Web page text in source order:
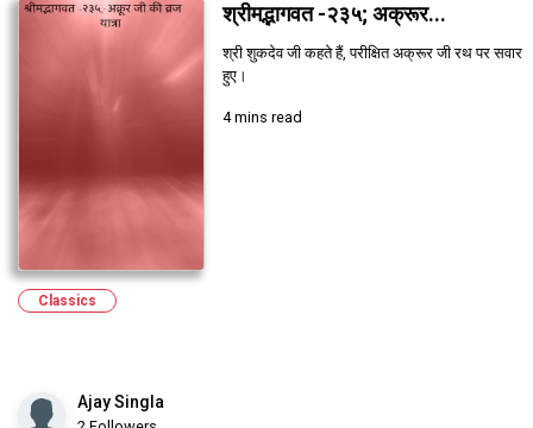
श्रीमद्भागवत -२३५; अक्रूर...
श्री शुकदेव जी कहते हैं, परीक्षित अक्रूर जी रथ पर सवार
हुए।
4 mins read
Classics
Ajay Singla